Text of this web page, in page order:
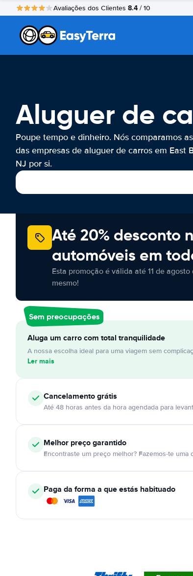
Avaliações dos Clientes 8.4 / 10
Aluguer de
Poupe tempo e dinheiro. Nós comparamos
das empresas de aluguer de carros em East
NJ por si.
Até 20% desconto
automóveis em
Esta promoção é válida até 11 de
mesmo!
Sem preocupações
Aluga um carro com total tranquilidade
A nossa escolha ideal para uma viagem sem
Ler mais
Cancelamentográtis
Até 48 horas antes da hora agendada para
Melhor preço garantido
Encontraste um preço melhor? Fazemos-te uma
Paga da forma a que estás habituado